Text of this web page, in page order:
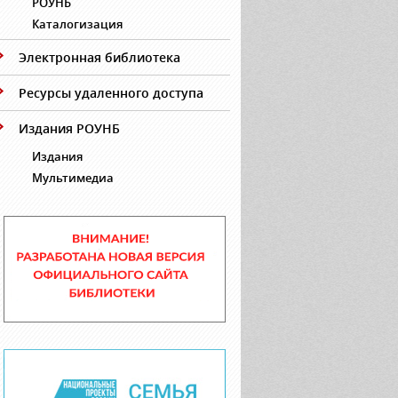
Каталогизация
Электронная библиотека
Ресурсы удаленного доступа
Издания РОУНБ
Издания
Мультимедиа